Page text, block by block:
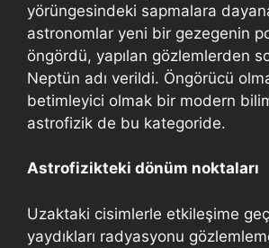
yörüngesindeki sapmalara
astronomlar yeni bir gezegenin
öngördü, yapılan gözlemlerden
Neptün adı verildi. Öngörücü
betimleyici olmak bir modern
astrofizik de bu kategoride.
Astrofizikteki dönüm noktaları
Uzaktaki cisimlerle etkileşime
yaydıkları radyasyonu